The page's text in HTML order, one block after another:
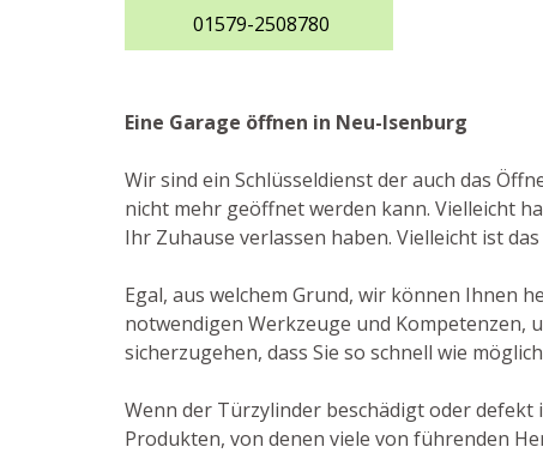
01579-2508780
Eine Garage öffnen in Neu-Isenburg
Wir sind ein Schlüsseldienst der auch das
nicht mehr geöffnet werden kann. Vielleicht
Ihr Zuhause verlassen haben. Vielleicht ist
Egal, aus welchem Grund, wir können Ihnen
notwendigen Werkzeuge und Kompetenzen,
sicherzugehen, dass Sie so schnell wie
Wenn der Türzylinder beschädigt oder
Produkten, von denen viele von führenden